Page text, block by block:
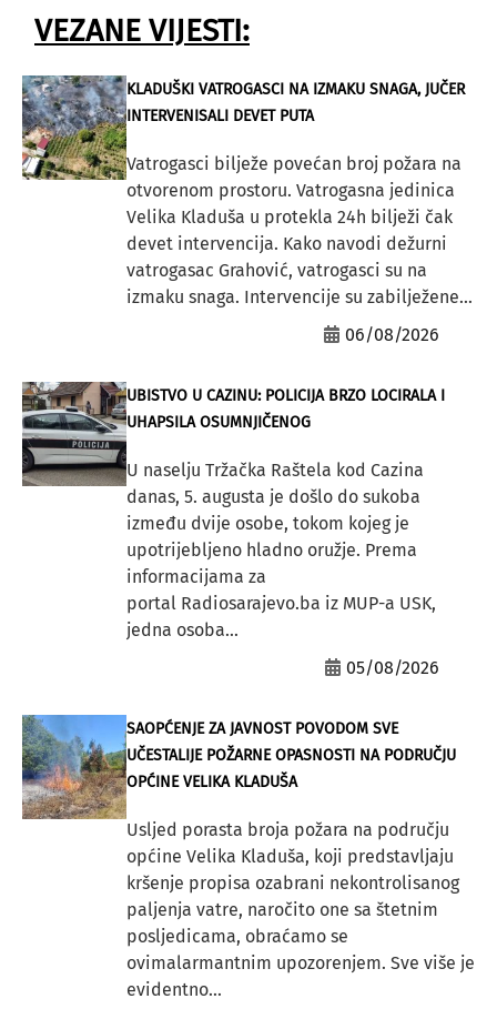
VEZANE VIJESTI:
KLADUŠKI VATROGASCI NA IZMAKU SNAGA, JUČER
INTERVENISALI DEVET PUTA
Vatrogasci bilježe povećan broj požara na
otvorenom prostoru. Vatrogasna jedinica
Velika Kladuša u protekla 24h bilježi čak
devet intervencija. Kako navodi dežurni
vatrogasac Grahović, vatrogasci su na
izmaku snaga. Intervencije su zabilježene...
06/08/2026
UBISTVO U CAZINU: POLICIJA BRZO LOCIRALA I
UHAPSILA OSUMNJIČENOG
U naselju Tržačka Raštela kod Cazina
danas, 5. augusta je došlo do sukoba
između dvije osobe, tokom kojeg je
upotrijebljeno hladno oružje. Prema
informacijama za
portal Radiosarajevo.ba iz MUP-a USK,
jedna osoba...
05/08/2026
SAOPĆENJE ZA JAVNOST POVODOM SVE
UČESTALIJE POŽARNE OPASNOSTI NA PODRUČJU
OPĆINE VELIKA KLADUŠA
Usljed porasta broja požara na području
općine Velika Kladuša, koji predstavljaju
kršenje propisa ozabrani nekontrolisanog
paljenja vatre, naročito one sa štetnim
posljedicama, obraćamo se
ovimalarmantnim upozorenjem. Sve više je
evidentno...